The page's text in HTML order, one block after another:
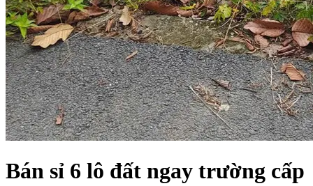
Bán sỉ 6 lô đất ngay trường cấp